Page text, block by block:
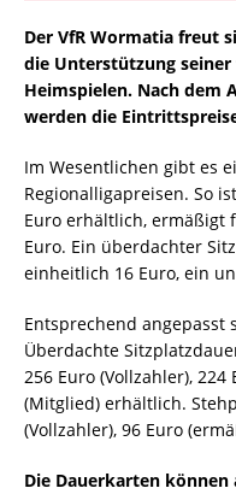
Der VfR Wormatia freut
die Unterstützung
Heimspielen. Nach dem
werden die
Im Wesentlichen gibt es
Regionalligapreisen. So
Euro erhältlich, ermäßigt
Euro. Ein überdachter
einheitlich 16 Euro, ein
Entsprechend angepasst
Überdachte
256 Euro (Vollzahler),
(Mitglied) erhältlich.
(Vollzahler), 96 Euro
Die Dauerkarten können